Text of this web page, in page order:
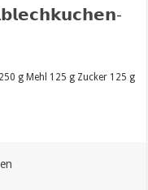
g Mehl 125 g Zucker 125 g